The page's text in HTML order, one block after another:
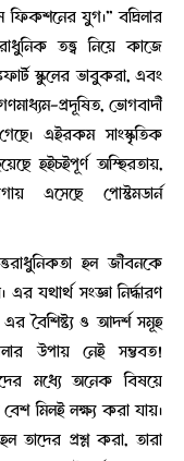
ফিকশনের যুগ।” বদ্রিলার
তত্ত্ব নিয়ে কাজে
স্কুলের ভাবুকরা, এবং
প্রদূষিত, ভোগবাদী
এইরকম সাংস্কৃতিক
হইচইপূর্ণ অস্হিরতায়,
এসেছে পোস্টমডার্ন
হল জীবনকে
যথার্থ সংজ্ঞা নির্দ্ধারণ
এর বৈশিষ্ট্য ও আদর্শ সমূহ
উপায় নেই সম্ভবত!
মধ্যে অনেক বিষয়ে
মিলই লক্ষ্য করা যায়।
তাদের প্রশ্ন করা, তারা